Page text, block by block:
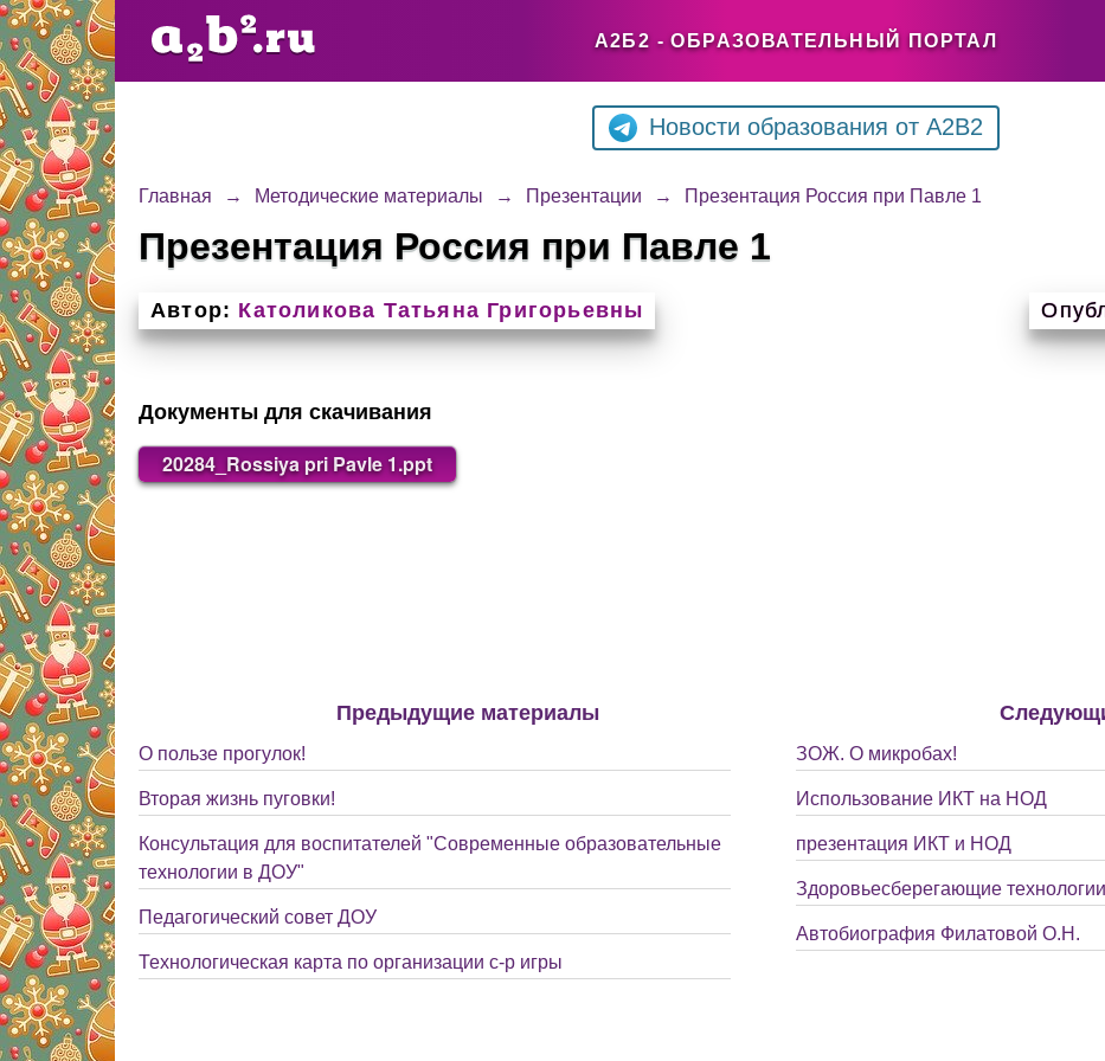
А2Б2 - ОБРАЗОВАТЕЛЬНЫЙ ПОРТАЛ
Новости образования от A2B2
Главная → Методические материалы → Презентации → Презентация Россия при Павле 1
Презентация Россия при Павле 1
Автор: Католикова Татьяна Григорьевны
Документы для скачивания
20284_Rossiya pri Pavle 1.ppt
Предыдущие материалы
О пользе прогулок!
Вторая жизнь пуговки!
Консультация для воспитателей "Современные образовательные
технологии в ДОУ"
Педагогический совет ДОУ
Технологическая карта по организации с-р игры
ЗОЖ. О микробах!
Использование ИКТ на НОД
презентация ИКТ и НОД
Здоровьесберегающие
Автобиография Филатовой О.Н.